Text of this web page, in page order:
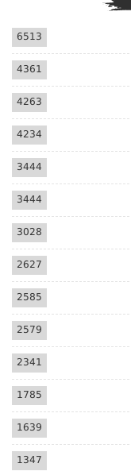
6513
4361
4263
4234
3444
3444
3028
2627
2585
2579
2341
1785
1639
1347